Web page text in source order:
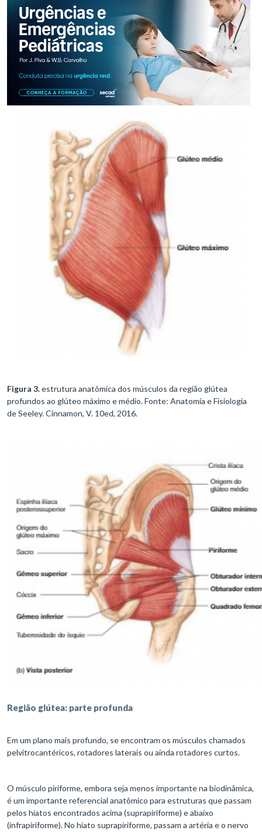
Figura 3.estrutura anatômica dos músculos da região glútea
profundos ao glúteo máximo e médio. Fonte: Anatomia e Fisiologia
de Seeley. Cinnamon, V. 10ed, 2016.
Região glútea: parte profunda
Em um plano mais profundo, se encontram os músculos chamados
pelvitrocantéricos, rotadores laterais ou ainda rotadores curtos.
O músculo piriforme, embora seja menos importante na biodinâmica,
é um importante referencial anatômico para estruturas que passam
pelos hiatos encontrados acima (suprapiriforme) e abaixo
(infrapiriforme). No hiato suprapiriforme, passam a artéria e o nervo